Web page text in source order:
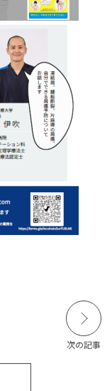
次の記事